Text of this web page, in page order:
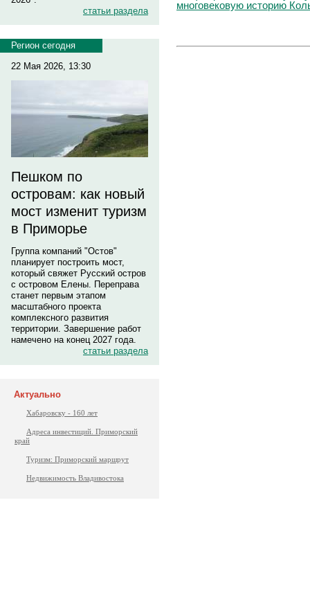
статьи раздела
Регион сегодня
22 Мая 2026, 13:30
Пешком по
островам: как новый
мост изменит туризм
в Приморье
Группа компаний "Остов"
планирует построить мост,
который свяжет Русский остров
с островом Елены. Переправа
станет первым этапом
масштабного проекта
комплексного развития
территории. Завершение работ
намечено на конец 2027 года.
статьи раздела
Актуально
Хабаровску - 160 лет
Адреса инвестиций. Приморский
край
Туризм: Приморский маршрут
Недвижимость Владивостока
многовековую историю